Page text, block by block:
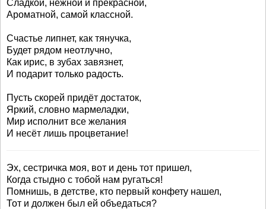
Сладкой, нежной и прекрасной,
Ароматной, самой классной.
Счастье липнет, как тянучка,
Будет рядом неотлучно,
Как ирис, в зубах завязнет,
И подарит только радость.
Пусть скорей придёт достаток,
Яркий, словно мармеладки,
Мир исполнит все желания
И несёт лишь процветание!
Эх, сестричка моя, вот и день тот пришел,
Когда стыдно с тобой нам ругаться!
Помнишь, в детстве, кто первый конфету нашел,
Тот и должен был ей объедаться?